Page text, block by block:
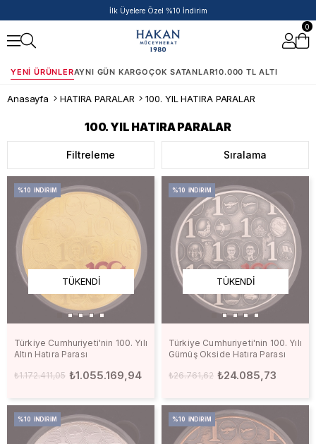
İlk Üyelere Özel %10 İndirim
0
YENI ÜRÜNLERAYNI GÜN KARGOÇOK SATANLAR10.000 TL ALTI
Anasayfa HATIRA PARALAR 100. YIL HATIRA PARALAR
100. YIL HATIRA PARALAR
Filtreleme Sıralama
TÜKENDI
Türkiye Cumhuriyeti'nin 100. Yılı
Altın Hatıra Parası
₺1.055.169,94
₺1.172.411,05
%10 İNDIRIM
TÜKENDI
Türkiye Cumhuriyeti'nin 100. Yılı
Gümüş Okside Hatıra Parası
₺24.085,73
₺26.761,62
%10 İNDIRIM
%10 İNDIRIM %10 İNDIRIM